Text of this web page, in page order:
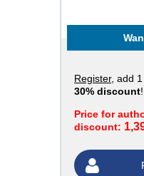
Register, add
30% discount!
Price for
discount: